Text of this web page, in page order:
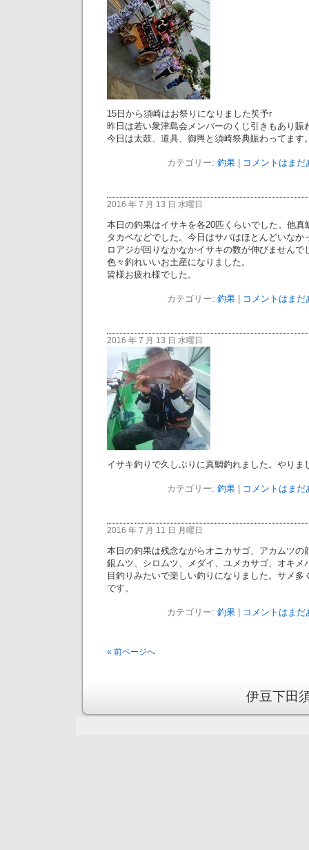
15日から須崎はお祭りになりました笶予r
昨日は若い衆津島会メンバーのくじ引きもあり賑
今日は太鼓、道具、御輿と須崎祭典賑わってます
カテゴリー: 釣果| コメントはまだ
2016 年 7 月 13 日 水曜日
本日の釣果はイサキを各20匹くらいでした。他
タカベなどでした。今日はサバはほとんどいなか
ロアジが回りなかなかイサキの数が伸びませんで
色々釣れいいお土産になりました。
皆様お疲れ様でした。
カテゴリー: 釣果| コメントはまだ
2016 年 7 月 13 日 水曜日
イサキ釣りで久しぶりに真鯛釣れました。やりま
カテゴリー: 釣果| コメントはまだ
2016 年 7 月 11 日 月曜日
本日の釣果は残念ながらオニカサゴ、アカムツの
銀ムツ、シロムツ、メダイ、ユメカサゴ、オキメ
目釣りみたいで楽しい釣りになりました。サメ多
です。
カテゴリー: 釣果| コメントはまだ
« 前ページへ
伊豆下田